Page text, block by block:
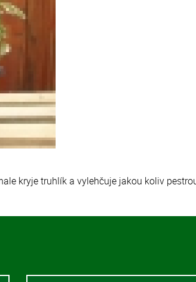
kryje truhlík a vylehčuje jakou koliv